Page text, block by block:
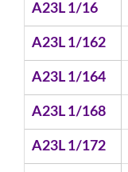
A23L 1/16
A23L 1/162
A23L 1/164
A23L 1/168
A23L 1/172